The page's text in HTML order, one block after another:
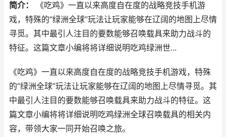
简介：
《吃鸡》一直以来高度自在度的战略竞技手机游
戏，特殊的“绿洲全球”玩法让玩家能够在辽阔的地图上尽情
寻觅。其中最引人注目的要数能够召唤载具来助力战斗的
特征。这篇文章小编将将详细说明吃鸡绿洲世...
《吃鸡》一直以来高度自在度的战略竞技手机游戏，特殊
的“绿洲全球”玩法让玩家能够在辽阔的地图上尽情寻觅。其
中最引人注目的要数能够召唤载具来助力战斗的特征。这
篇文章小编将将详细说明吃鸡绿洲全球召唤载具的相关内
容，带领大家一同开始召唤之旅。